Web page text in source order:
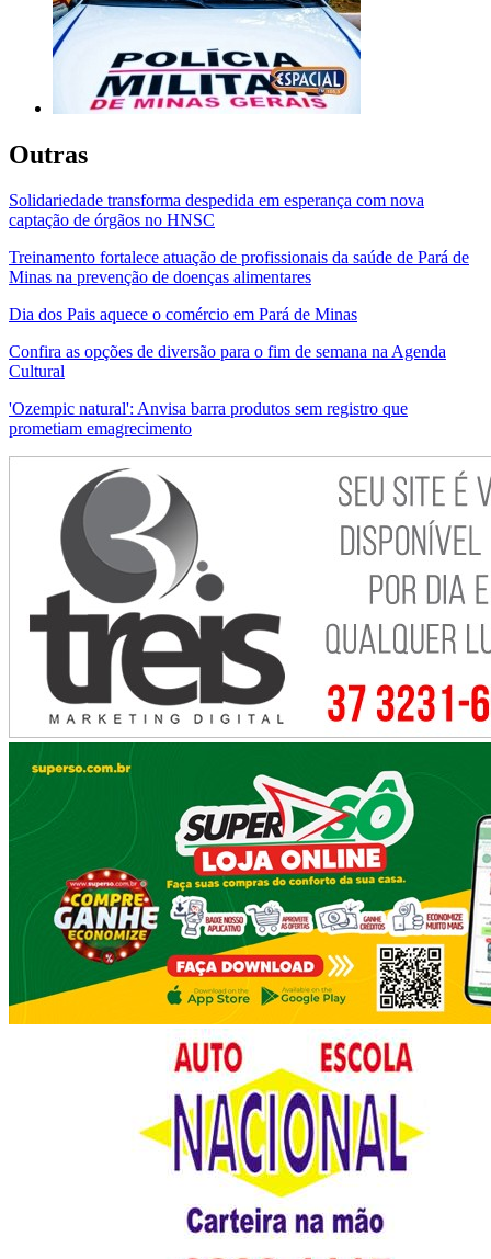
Outras
Solidariedade transforma despedida em esperança com nova
captação de órgãos no HNSC
Treinamento fortalece atuação de profissionais da saúde de Pará de
Minas na prevenção de doenças alimentares
Dia dos Pais aquece o comércio em Pará de Minas
Confira as opções de diversão para o fim de semana na Agenda
Cultural
'Ozempic natural': Anvisa barra produtos sem registro que
prometiam emagrecimento